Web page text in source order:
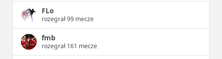
FLo
rozegrał 99 mecze
fmb
rozegrał 161 mecze